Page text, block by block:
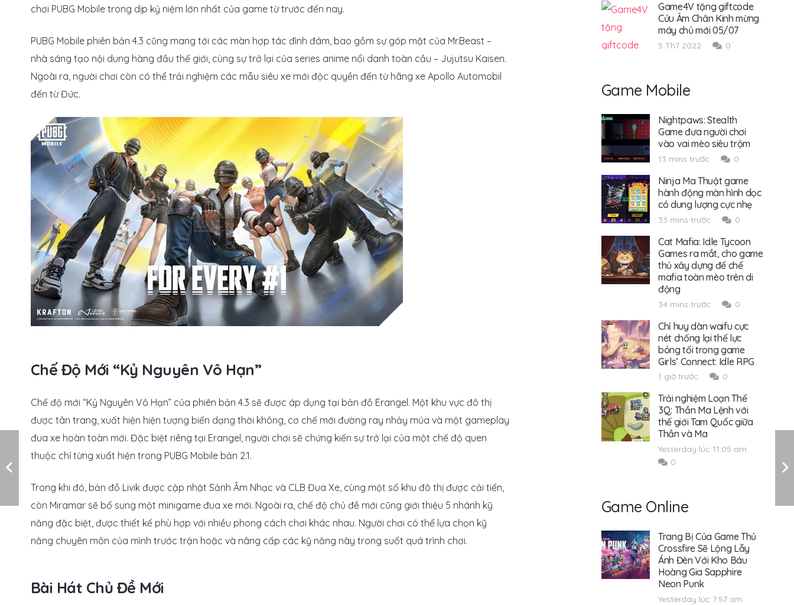
chơi PUBG Mobile trong dịp kỷ niệm lớn nhất của game từ trước đến nay.
PUBG Mobile phiên bản 4.3 cũng mang tới các màn hợp tác đình đám, bao gồm sự góp mặt của Mr.Beast –
nhà sáng tạo nội dung hàng đầu thế giới, cùng sự trở lại của series anime nổi danh toàn cầu – Jujutsu Kaisen.
Ngoài ra, người chơi còn có thể trải nghiệm các mẫu siêu xe mới độc quyền đến từ hãng xe Apollo Automobil
đến từ Đức.
Chế Độ Mới “Kỷ Nguyên Vô Hạn”
Chế độ mới “Kỷ Nguyên Vô Hạn” của phiên bản 4.3 sẽ được áp dụng tại bản đồ Erangel. Một khu vực đô thị
được tân trang, xuất hiện hiện tượng biến dạng thời không, cơ chế mới đường ray nhảy múa và một gameplay
đua xe hoàn toàn mới. Đặc biệt riêng tại Erangel, người chơi sẽ chứng kiến sự trở lại của một chế độ quen
thuộc chỉ từng xuất hiện trong PUBG Mobile bản 2.1.
Trong khi đó, bản đồ Livik được cập nhật Sảnh Âm Nhạc và CLB Đua Xe, cùng một số khu đô thị được cải tiến,
còn Miramar sẽ bổ sung một minigame đua xe mới. Ngoài ra, chế độ chủ đề mới cũng giới thiệu 5 nhánh kỹ
năng đặc biệt, được thiết kế phù hợp với nhiều phong cách chơi khác nhau. Người chơi có thể lựa chọn kỹ
năng chuyên môn của mình trước trận hoặc và nâng cấp các kỹ năng này trong suốt quá trình chơi.
Bài Hát Chủ Đề Mới
Game4V tặng giftcode
Cửu Âm Chân Kinh mừng
máy chủ mới 05/07
5 Th7 2022 0
Game Mobile
Nightpaws: Stealth
Game đưa người chơi
vào vai mèo siêu trộm
13 mins trước 0
Ninja Ma Thuật game
hành động màn hình dọc
có dung lượng cực nhẹ
33 mins trước 0
Cat Mafia: Idle Tycoon
Games ra mắt, cho game
thủ xây dựng đế chế
mafia toàn mèo trên di
động
34 mins trước 0
Chỉ huy dàn waifu cực
nét chống lại thế lực
bóng tối trong game
Girls’ Connect: Idle RPG
1 giờ trước 0
Trải nghiệm Loạn Thế
3Q: Thần Ma Lệnh với
thế giới Tam Quốc giữa
Thần và Ma
Yesterday lúc 11:05 am
0
Game Online
Trang Bị Của Game Thủ
Crossfire Sẽ Lộng Lẫy
Ánh Đèn Với Kho Báu
Hoàng Gia Sapphire
Neon Punk
Yesterday lúc 7:57 am